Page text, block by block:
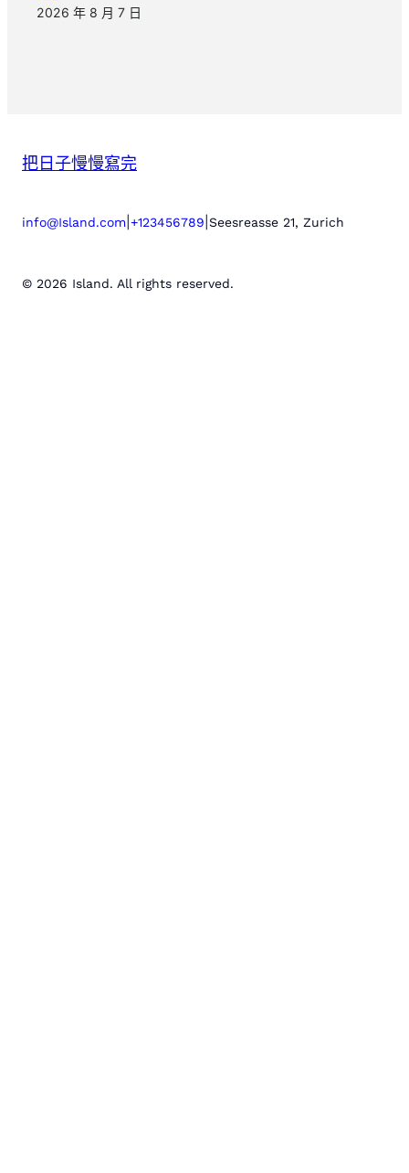
2026 年 8 月 7 日
把日子慢慢寫完
info@Island.com +123456789 Seesreasse 21, Zurich
© 2026 Island. All rights reserved.